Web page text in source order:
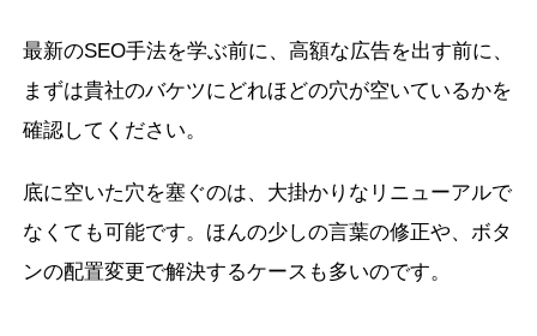
最新のSEO手法を学ぶ前に、高額な広告を出す前に、
まずは貴社のバケツにどれほどの穴が空いているかを
確認してください。
底に空いた穴を塞ぐのは、大掛かりなリニューアルで
なくても可能です。ほんの少しの言葉の修正や、ボタ
ンの配置変更で解決するケースも多いのです。